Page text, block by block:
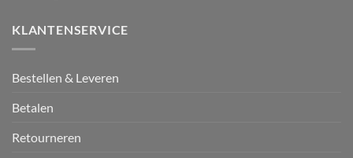
KLANTENSERVICE
Bestellen & Leveren
Betalen
Retourneren